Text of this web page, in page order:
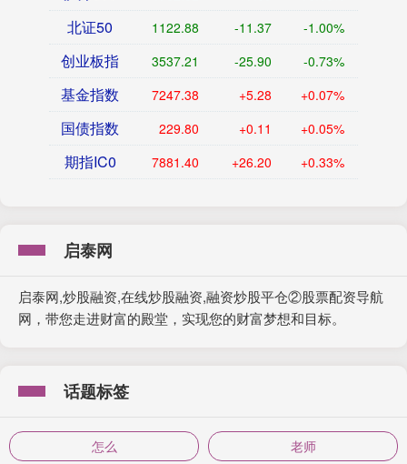
北证50 1122.88 -11.37 -1.00%
创业板指 3537.21 -25.90 -0.73%
基金指数 7247.38 +5.28 +0.07%
国债指数 229.80 +0.11 +0.05%
期指IC0 7881.40 +26.20 +0.33%
启泰网
启泰网,炒股融资,在线炒股融资,融资炒股平仓②股票配资导航
网，带您走进财富的殿堂，实现您的财富梦想和目标。
话题标签
怎么 老师